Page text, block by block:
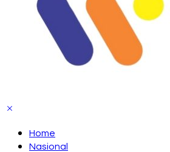
Home
Nasional